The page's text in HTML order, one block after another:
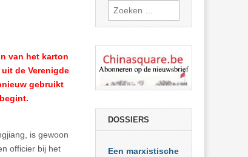
van het karton
de Verenigde
gebruikt
is gewoon
officier bij het
Zoeken
naar:
DOSSIERS
Een marxistische